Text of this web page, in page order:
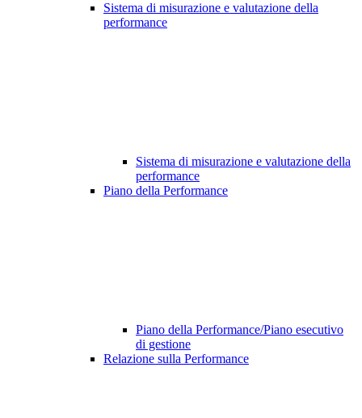
Sistema di misurazione e valutazione della
performance
Sistema di misurazione e valutazione della
performance
Piano della Performance
Piano della Performance/Piano esecutivo
di gestione
Relazione sulla Performance